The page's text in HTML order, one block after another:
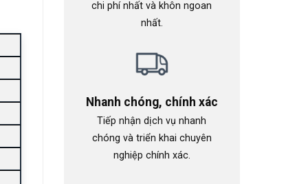
chi phí nhất và khôn ngoan
nhất.
Nhanh chóng, chính xác
Tiếp nhận dịch vụ nhanh
chóng và triển khai chuyên
nghiệp chính xác.